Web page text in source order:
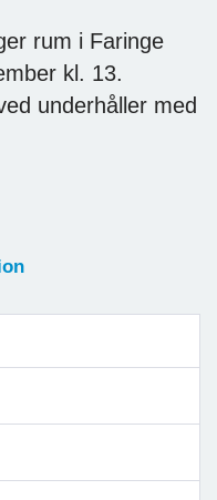
rum i Faringe
kl. 13.
underhåller med